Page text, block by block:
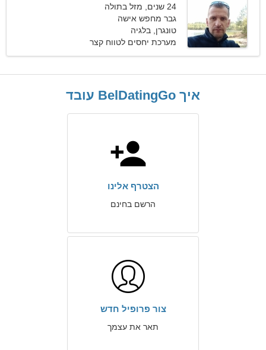
24 שנים, מזל בתולה
גבר מחפש אישה
טונגרן, בלגיה
מערכת יחסים לטווח קצר
איך BelDatingGo עובד
הצטרף אלינו
הרשם בחינם
צור פרופיל חדש
תאר את עצמך